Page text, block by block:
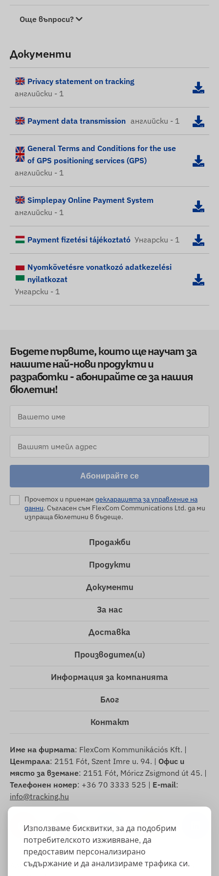
Използваме бисквитки, за да подобрим
потребителското изживяване, да
предоставим персонализирано
съдържание и да анализираме трафика си.
Още въпроси?
Документи
Privacy statement on tracking
английски - 1
Payment data transmission английски - 1
General Terms and Conditions for the use
of GPS positioning services (GPS)
английски - 1
Simplepay Online Payment System
английски - 1
Payment fizetési tájékoztató Унгарски - 1
Nyomkövetésre vonatkozó adatkezelési
nyilatkozat
Унгарски - 1
Бъдете първите, които ще научат за
нашите най-нови продукти и
разработки - абонирайте се за нашия
бюлетин!
Абонирайте се
Прочетох и приемам декларацията за управление на
данни. Съгласен съм FlexCom Communications Ltd. да ми
изпраща бюлетини в бъдеще.
Продажби
Продукти
Документи
За нас
Доставка
Производител(и)
Информация за компанията
Блог
Контакт
Име на фирмата: FlexCom Kommunikációs Kft. |
Централа: 2151 Fót, Szent Imre u. 94. | Офис и
място за вземане: 2151 Fót, Móricz Zsigmond út 45. |
Телефонен номер: +36 70 3333 525 | E-mail:
info@tracking.hu
Авторско право © 2025 FlexCom Communications